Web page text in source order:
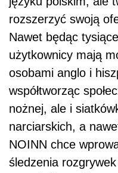
rozszerzyć swoją
Nawet będąc
użytkownicy mają
osobami anglo i
współtworząc
nożnej, ale i
narciarskich, a
NOINN chce
śledzenia